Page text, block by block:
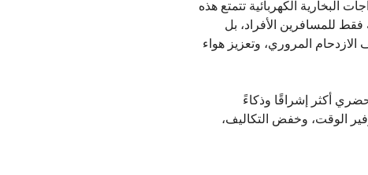
البخارية الكهربائية تتمتع هذه
فقط للمسافرين الأفراد، بل
المروري، وتعزيز هواء
أكثر إشراقًا وذكاءً
الوقت، وخفض التكاليف،